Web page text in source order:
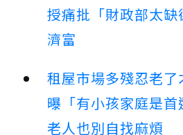
授痛批「財政部太
濟富
租屋市場多殘忍老
曝「有小孩家庭是
老人也別自找麻煩